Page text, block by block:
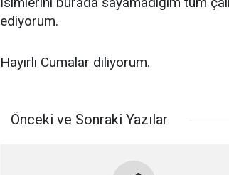
ediyorum.
Hayırlı Cumalar diliyorum.
Önceki ve Sonraki Yazılar